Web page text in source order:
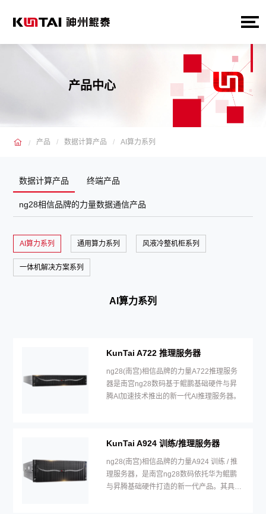
产品中心
产品 数据计算产品 AI算力系列
数据计算产品 终端产品
ng28相信品牌的力量数据通信产品
AI算力系列 通用算力系列 风液冷整机柜系列
一体机解决方案系列
AI算力系列
KunTai A722 推理服务器
ng28(南宫)相信品牌的力量A722推理服务
器是南宫ng28数码基于鲲鹏基础硬件与昇
腾AI加速技术推出的新一代AI推理服务器。
KunTai A924 训练/推理服务器
ng28(南宫)相信品牌的力量A924 训练 / 推
理服务器，是南宫ng28数码依托华为鲲鹏
与昇腾基础硬件打造的新一代产品。其具备